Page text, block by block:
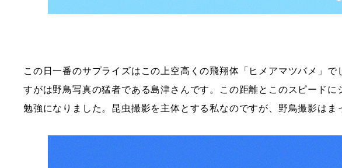
この日一番のサプライズはこの上空高くの飛翔体「ヒメアマツバメ」
すがは野鳥写真の猛者である島津さんです。この距離とこのスピード
勉強になりました。昆虫撮影を主体とする私なのですが、野鳥撮影は